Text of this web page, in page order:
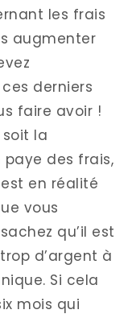
les frais
augmenter
derniers
faire avoir !
soit la
paye des frais,
en réalité
vous
qu’il est
d’argent à
Si cela
mois qui